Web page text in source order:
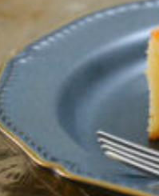
US
トプレゼント応募